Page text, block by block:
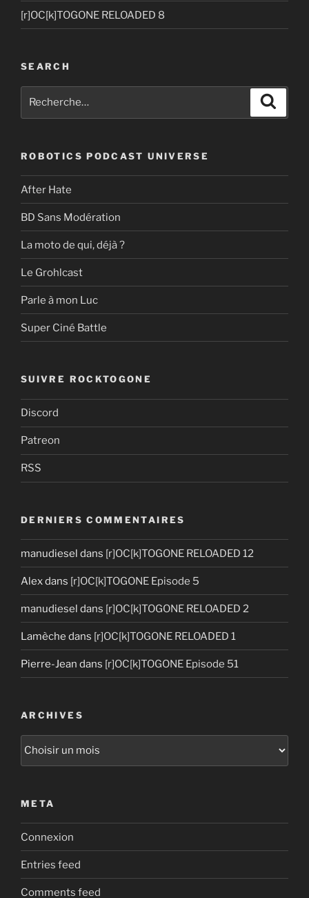
[r]OC[k]TOGONE RELOADED 8
SEARCH
ROBOTICS PODCAST UNIVERSE
After Hate
BD Sans Modération
La moto de qui, déjà ?
Le Grohlcast
Parle à mon Luc
Super Ciné Battle
SUIVRE ROCKTOGONE
Discord
Patreon
RSS
DERNIERS COMMENTAIRES
manudiesel dans [r]OC[k]TOGONE RELOADED 12
Alexdans [r]OC[k]TOGONE Episode 5
manudiesel dans [r]OC[k]TOGONE RELOADED 2
Lamèche dans [r]OC[k]TOGONE RELOADED 1
Pierre-Jean dans [r]OC[k]TOGONE Episode 51
ARCHIVES
Archives
META
Connexion
Entries feed
Comments feed